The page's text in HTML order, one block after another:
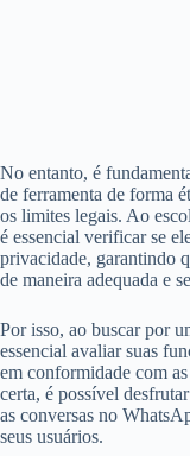
No entanto, é
de ferramenta de forma
os limites legais. Ao
é essencial verificar se
privacidade, garantindo
de maneira adequada e
Por isso, ao buscar por
essencial avaliar suas
em conformidade com
certa, é possível
as conversas no
seus usuários.